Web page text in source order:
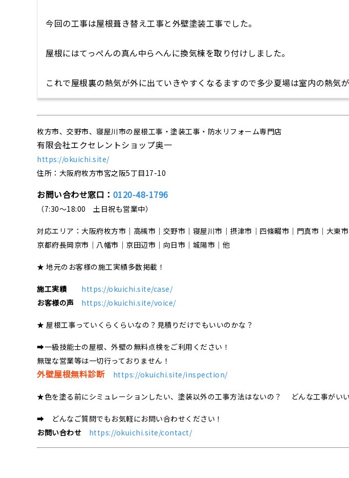
今回の工事は屋根葺き替え工事と外壁塗装工事でした。
屋根にはてっぺんの真ん中らへんに換気棟を取り付けしました。
これで屋根裏の熱気が外に出ていきやすくなるますので多少夏場は室内の熱気
枚方市、交野市、寝屋川市の屋根工事・塗装工事・防水リフォーム専門店
有限会社エクセレントショップ奥一
https://okuichi.site/
住所：大阪府枚方市宮之阪5丁目17-10
お問い合わせ窓口： 0120-48-1796
（7:30～18:00 土日祝も営業中）
対応エリア：大阪府枚方市｜高槻市｜交野市｜寝屋川市｜摂津市｜四條畷市｜門真市｜大東
京都府長岡京市｜八幡市｜京田辺市｜向日市｜城陽市｜他
★ 地元のお客様の施工実績多数掲載！
施工実績
https://okuichi.site/case/
お客様の声
https://okuichi.site/voice/
★ 屋根工事っていくらくらいなの？見積りだけでもいいのかな？
➡一級技能士の屋根、外壁の無料点検をご利用ください！
無理な営業等は一切行っておりません！
外壁屋根無料診断 https://okuichi.site/inspection/
★色を塗る前にシミュレーションしたい、塗装以外の工事方法はないの？ どんな工事がい
➡ どんなご質問でもお気軽にお問い合わせください！
お問い合わせ
https://okuichi.site/contact/